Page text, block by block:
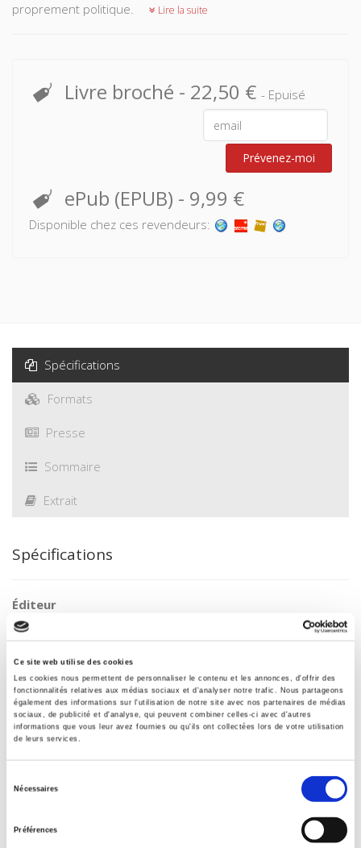
Ce site web utilise des cookies
Les cookies nous permettent de personnaliser le contenu et les annonces, d'offrir des
fonctionnalités relatives aux médias sociaux et d'analyser notre trafic. Nous partageons
également des informations sur l'utilisation de notre site avec nos partenaires de médias
sociaux, de publicité et d'analyse, qui peuvent combiner celles-ci avec d'autres
informations que vous leur avez fournies ou qu'ils ont collectées lors de votre utilisation
de leurs services.
Nécessaires
Préférences
proprement politique.
Lire la suite
Livre broché - 22,50 € - Epuisé
Prévenez-moi
ePub (EPUB) - 9,99 €
Disponible chez ces revendeurs:
Spécifications
Formats
Presse
Sommaire
Extrait
Spécifications
Éditeur
Presses de Sciences Po
Auteur
Isabelle Ferreras
Collection
Académique
Langue
Politique travail
Internet Hierarchy
Sociétés en mouvement